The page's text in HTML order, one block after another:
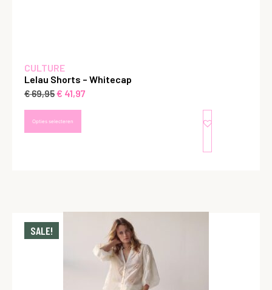
CULTURE
Lelau Shorts – Whitecap
€69,95€ 41,97
Opties selecteren
SALE!